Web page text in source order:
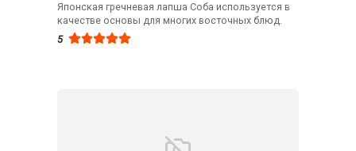
Японская гречневая лапша Соба используется в
качестве основы для многих восточных блюд.
5